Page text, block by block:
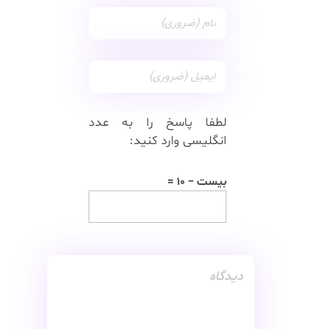
لطفا پاسخ را به عدد
انگلیسی وارد کنید:
بیست − 10 =